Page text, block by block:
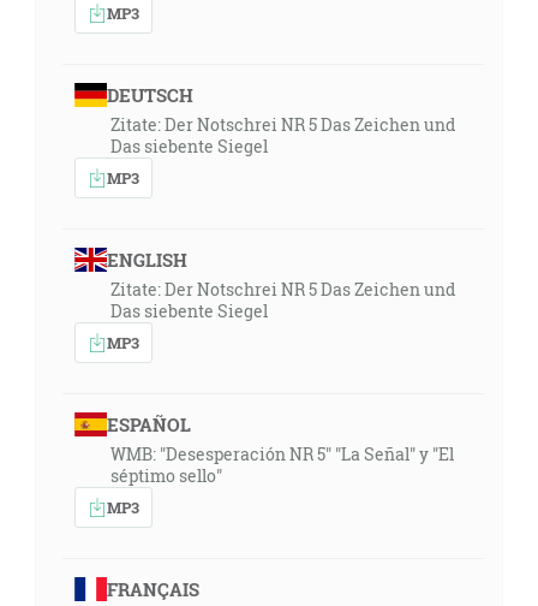
MP3
DEUTSCH
Zitate: Der Notschrei NR 5 Das Zeichen und
Das siebente Siegel
MP3
ENGLISH
Zitate: Der Notschrei NR 5 Das Zeichen und
Das siebente Siegel
MP3
ESPAÑOL
WMB: "Desesperación NR 5" "La Señal" y "El
séptimo sello"
MP3
FRANÇAIS